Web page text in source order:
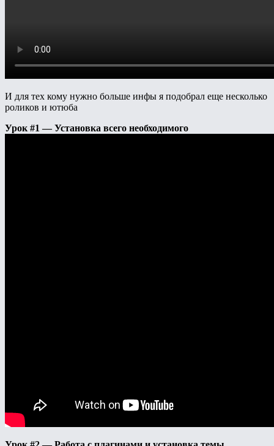
И для тех кому нужно больше инфы я подобрал еще несколько
роликов и ютюба
Урок #1 — Установка всего необходимого